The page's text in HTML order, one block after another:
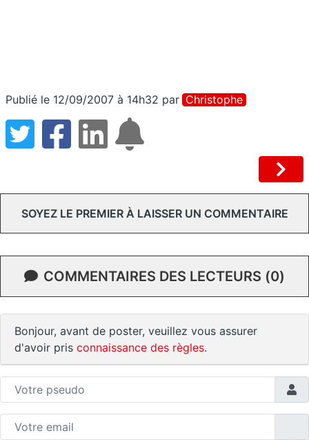
Publié le 12/09/2007 à 14h32 par Christophe
SOYEZ LE PREMIER À LAISSER UN COMMENTAIRE
COMMENTAIRES DES LECTEURS (0)
Bonjour, avant de poster, veuillez vous assurer
d'avoir pris connaissance des règles.